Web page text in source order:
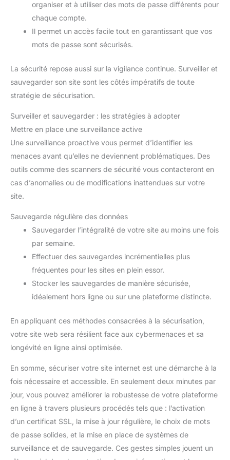
toute la journée lorsque vous
cadeau idéal】Cette tablette
Android, au design léger et fin,
vous permet de profiter sans
effort de livres électroniques,
de films, d'émissions de
vos voyages ou de vos
déplacements professionnels.
Nous offrons une garantie d'un
vous rencontrez des problèmes
contacter en joignant vos
documents d'achat Amazon et
nous ferons tout notre possible
pour garantir votre satisfaction.
et pratique, c'est le compagnon
Notre service client
professionnel est à votre
disposition pour résoudre tous
organiser et à utiliser des mots de passe différents pour
chaque compte.
Il permet un accès facile tout en garantissant que vos
mots de passe sont sécurisés.
La sécurité repose aussi sur la vigilance continue. Surveiller et
sauvegarder son site sont les côtés impératifs de toute
stratégie de sécurisation.
Surveiller et sauvegarder : les stratégies à adopter
Mettre en place une surveillance active
Une surveillance proactive vous permet d’identifier les
menaces avant qu’elles ne deviennent problématiques. Des
outils comme des scanners de sécurité vous contacteront en
cas d’anomalies ou de modifications inattendues sur votre
site.
Sauvegarde régulière des données
Sauvegarder l’intégralité de votre site au moins une fois
par semaine.
Effectuer des sauvegardes incrémentielles plus
fréquentes pour les sites en plein essor.
Stocker les sauvegardes de manière sécurisée,
idéalement hors ligne ou sur une plateforme distincte.
En appliquant ces méthodes consacrées à la sécurisation,
votre site web sera résilient face aux cybermenaces et sa
longévité en ligne ainsi optimisée.
En somme, sécuriser votre site internet est une démarche à la
fois nécessaire et accessible. En seulement deux minutes par
jour, vous pouvez améliorer la robustesse de votre plateforme
en ligne à travers plusieurs procédés tels que : l’activation
d’un certificat SSL, la mise à jour régulière, le choix de mots
de passe solides, et la mise en place de systèmes de
surveillance et de sauvegarde. Ces gestes simples jouent un